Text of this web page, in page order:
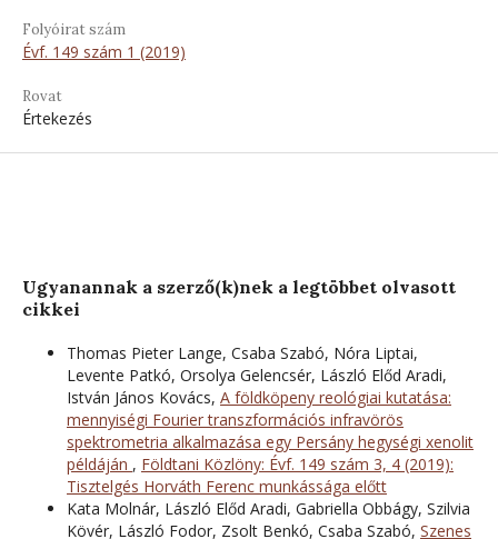
Folyóirat szám
Évf. 149 szám 1 (2019)
Rovat
Értekezés
Ugyanannak a szerző(k)nek a legtöbbet olvasott
cikkei
Thomas Pieter Lange, Csaba Szabó, Nóra Liptai,
Levente Patkó, Orsolya Gelencsér, László Előd Aradi,
István János Kovács, A földköpeny reológiai kutatása:
mennyiségi Fourier transzformációs infravörös
spektrometria alkalmazása egy Persány hegységi xenolit
példáján , Földtani Közlöny: Évf. 149 szám 3, 4 (2019):
Tisztelgés Horváth Ferenc munkássága előtt
Kata Molnár, László Előd Aradi, Gabriella Obbágy, Szilvia
Kövér, László Fodor, Zsolt Benkó, Csaba Szabó, Szenes